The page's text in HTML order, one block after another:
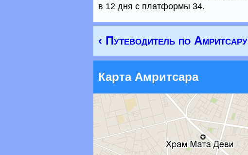
в 12 дня с платформы 34.
‹ Путеводитель по Амритсару
Карта Амритсара